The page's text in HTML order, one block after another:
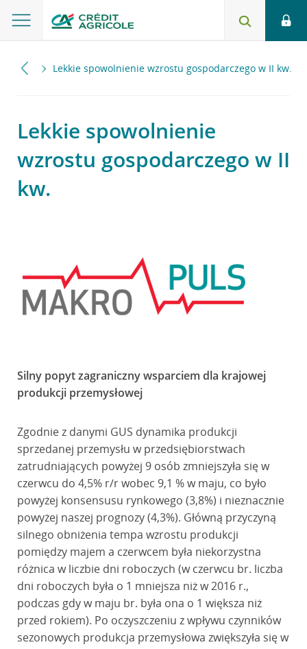
2017 Lekkie spowolnienie wzrostu gospodarczego w II kw.
Lekkie spowolnienie
wzrostu gospodarczego w II
kw.
Silny popyt zagraniczny wsparciem dla krajowej
produkcji przemysłowej
Zgodnie z danymi GUS dynamika produkcji
sprzedanej przemysłu w przedsiębiorstwach
zatrudniających powyżej 9 osób zmniejszyła się w
czerwcu do 4,5% r/r wobec 9,1 % w maju, co było
powyżej konsensusu rynkowego (3,8%) i nieznacznie
powyżej naszej prognozy (4,3%). Główną przyczyną
silnego obniżenia tempa wzrostu produkcji
pomiędzy majem a czerwcem była niekorzystna
różnica w liczbie dni roboczych (w czerwcu br. liczba
dni roboczych była o 1 mniejsza niż w 2016 r.,
podczas gdy w maju br. była ona o 1 większa niż
przed rokiem). Po oczyszczeniu z wpływu czynników
sezonowych produkcja przemysłowa zwiększyła się w